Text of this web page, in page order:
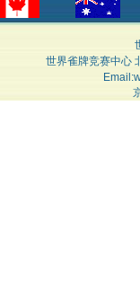
世界雀牌竞赛中心